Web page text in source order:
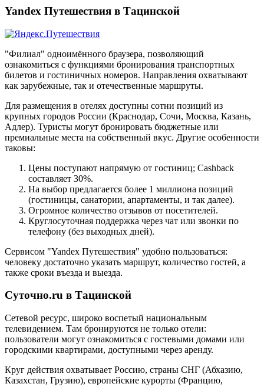
Yandex Путешествия в Тацинской
"Филиал" одноимённого браузера, позволяющий
ознакомиться с функциями бронирования транспортных
билетов и гостиничных номеров. Направления охватывают
как зарубежные, так и отечественные маршруты.
Для размещения в отелях доступны сотни позиций из
крупных городов России (Краснодар, Сочи, Москва, Казань,
Адлер). Туристы могут бронировать бюджетные или
премиальные места на собственный вкус. Другие особенности
таковы:
Цены поступают напрямую от гостиниц; Cashback
составляет 30%.
На выбор предлагается более 1 миллиона позиций
(гостиницы, санатории, апартаменты, и так далее).
Огромное количество отзывов от посетителей.
Круглосуточная поддержка через чат или звонки по
телефону (без выходных дней).
Сервисом "Yandex Путешествия" удобно пользоваться:
человеку достаточно указать маршрут, количество гостей, а
также сроки въезда и выезда.
Суточно.ru в Тацинской
Сетевой ресурс, широко воспетый национальным
телевидением. Там бронируются не только отели:
пользователи могут ознакомиться с гостевыми домами или
городскими квартирами, доступными через аренду.
Круг действия охватывает Россию, страны СНГ (Абхазию,
Казахстан, Грузию), европейские курорты (Францию,